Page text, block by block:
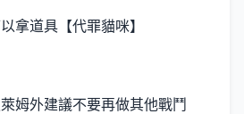
拿道具【代罪貓咪】
姆外建議不要再做其他戰鬥